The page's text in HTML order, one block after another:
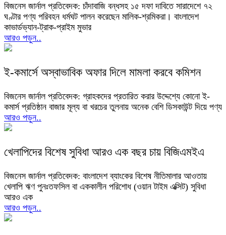
বিজনেস জার্নাল প্রতিবেদক: চাঁদাবাজি বন্ধসহ ১৫ দফা দাবিতে সারাদেশে ৭২
ঘণ্টার পণ্য পরিবহন ধর্মঘট পালন করেছেন মালিক-শ্রমিকরা। বাংলাদেশ
কাভার্ডভ্যান-ট্রাক-প্রাইম মুভার
আরও পড়ুন..
ই-কমার্সে অস্বাভাবিক অফার দিলে মামলা করবে কমিশন
বিজনেস জার্নাল প্রতিবেদক: গ্রাহকদের প্রতারিত করার উদ্দেশ্যে কোনো ই-
কমার্স প্রতিষ্ঠান বাজার মূল্য বা খরচের তুলনায় অনেক বেশি ডিসকাউন্ট দিয়ে পণ্য
আরও পড়ুন..
খেলাপিদের বিশেষ সুবিধা আরও এক বছর চায় বিজিএমইএ
বিজনেস জার্নাল প্রতিবেদক: বাংলাদেশ ব্যাংকের বিশেষ নীতিমালার আওতায়
খেলাপি ঋণ পুনঃতফসিল বা এককালীন পরিশোধ (ওয়ান টাইম এক্সিট) সুবিধা
আরও এক
আরও পড়ুন..